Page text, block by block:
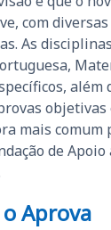
com diversas
As
além
objetivas
mais comum
de Apoio
Aprova